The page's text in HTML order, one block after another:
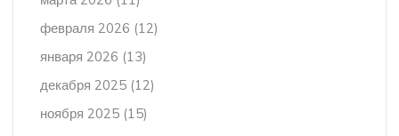
февраля 2026 (12)
января 2026 (13)
декабря 2025 (12)
ноября 2025 (15)